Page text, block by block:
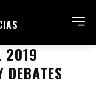
2019